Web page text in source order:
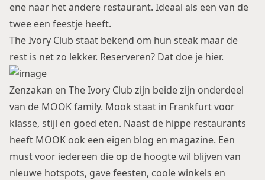
ene naar het andere restaurant. Ideaal als een van de
twee een feestje heeft.
The Ivory Club staat bekend om hun steak maar de
rest is net zo lekker. Reserveren? Dat doe je hier.
Zenzakan en The Ivory Club zijn beide zijn onderdeel
van de MOOK family. Mook staat in Frankfurt voor
klasse, stijl en goed eten. Naast de hippe restaurants
heeft MOOK ook een eigen blog en magazine. Een
must voor iedereen die op de hoogte wil blijven van
nieuwe hotspots, gave feesten, coole winkels en